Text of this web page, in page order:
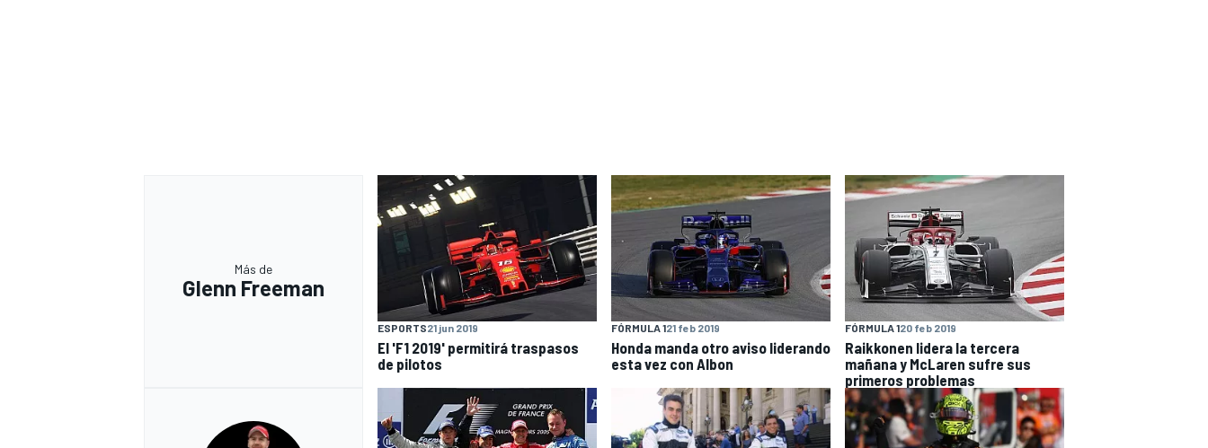
Más de
Glenn Freeman
ESPORTS21 jun 2019
El 'F1 2019' permitirá traspasos
de pilotos
FÓRMULA 121 feb 2019
Honda manda otro aviso liderando
esta vez con Albon
FÓRMULA 120 feb 2019
Raikkonen lidera la tercera
mañana y McLaren sufre sus
primeros problemas